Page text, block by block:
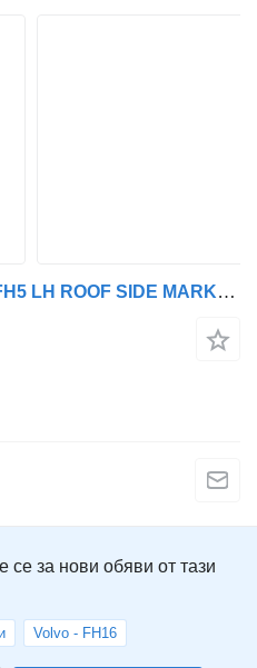
Амортисьор Volvo FH4 / FH5 LH ROOF SIDE MARKER PANEL (UK VERSION) за камион Volvo 5 (from 2021)
се за нови обяви от тази
Volvo - FH16